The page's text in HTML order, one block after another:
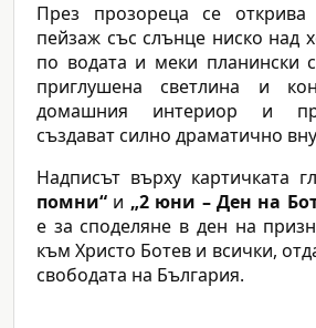
През прозореца се открива
пейзаж със слънце ниско над
по водата и меки планински
приглушена светлина и
домашния интериор и
създават силно драматично
Надписът върху картичката
помни“ и „2 юни – Ден на
е за споделяне в ден на
към Христо Ботев и всички,
свободата на България.